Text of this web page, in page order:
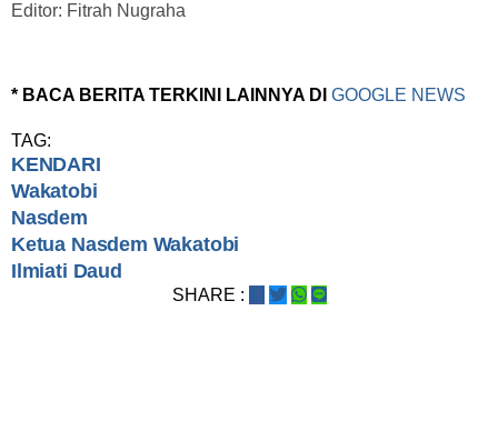
Editor: Fitrah Nugraha
* BACA BERITA TERKINI LAINNYA DI GOOGLE NEWS
TAG:
KENDARI
Wakatobi
Nasdem
Ketua Nasdem Wakatobi
Ilmiati Daud
SHARE :